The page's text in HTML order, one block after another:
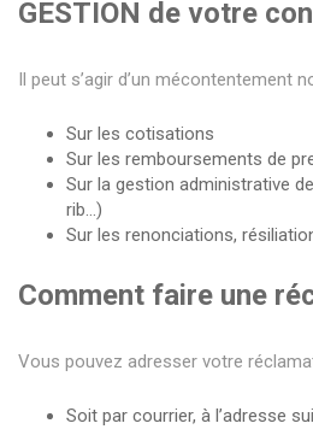
GESTION de votre
Il peut s’agir d’un mécontentement
Sur les cotisations
Sur les remboursements de
Sur la gestion administrative
rib…)
Sur les renonciations,
Comment faire une
Vous pouvez adresser votre
Soit par courrier, à l’adresse